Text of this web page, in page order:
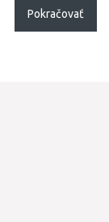
Pokračovať